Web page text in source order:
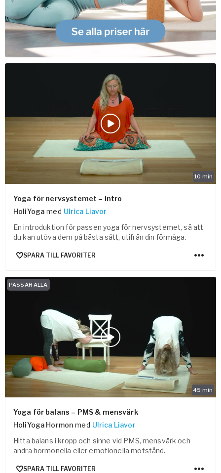
10 min
Yoga för nervsystemet – intro
HoliYoga med Ulrica Liavor
En introduktion för passen yoga för nervsystemet, så att
du kan utöva dem på bästa sätt, utifrån din förmåga.
SPARA TILL FAVORITER
45 min
PASSAR ALLA
Yoga för balans – PMS & mensvärk
HoliYoga Hormon med Ulrica Liavor
Hitta balans i kropp och sinne vid PMS, mensvärk och
andra hormonella eller emotionella motstånd.
SPARA TILL FAVORITER